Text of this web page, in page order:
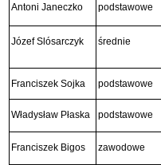
Antoni Janeczko podstawowe
Józef Slósarczyk średnie
Franciszek Sojka podstawowe
Władysław Płaska podstawowe
Franciszek Bigos zawodowe